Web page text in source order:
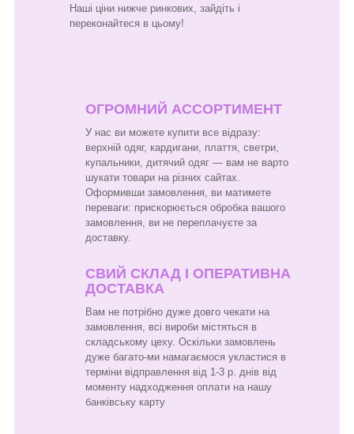
Наші ціни нижче ринкових, зайдіть і
переконайтеся в цьому!
ОГРОМНИЙ АССОРТИМЕНТ
У нас ви можете купити все відразу:
верхній одяг, кардигани, плаття, светри,
купальники, дитячий одяг — вам не варто
шукати товари на різних сайтах.
Оформивши замовлення, ви матимете
переваги: прискорюється обробка вашого
замовлення, ви не переплачуєте за
доставку.
СВИЙ СКЛАД І ОПЕРАТИВНА
ДОСТАВКА
Вам не потрібно дуже довго чекати на
замовлення, всі вироби містяться в
складському цеху. Оскільки замовлень
дуже багато-ми намагаємося укластися в
терміни відправлення від 1-3 р. днів від
моменту надходження оплати на нашу
банківську карту